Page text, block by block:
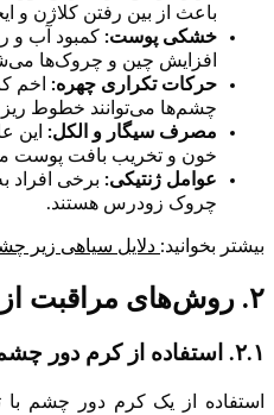
باعث از بین رفتن کلاژن و
خشکی پوست: کمبود آب و
افزایش چین و چروک‌ها
حرکات تکراری چهره: اخم
چشم‌ها می‌توانند خطوط ریز
مصرف سیگار و الکل: این
خون و تخریب بافت پوست
عوامل ژنتیکی: برخی افراد
چروک زودرس هستند.
بیشتر بخوانید: دلایل سیاهی زیر
۲. روش‌های مراقبت از پوست دور چشم
۲.۱. استفاده از کرم دور چشم مناسب
استفاده از یک کرم دور چشم با